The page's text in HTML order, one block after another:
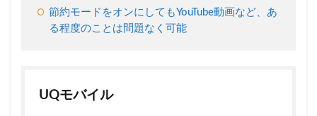
ルの
「高
「節
節約モードをオンにしてもYouTube動画など、あ
る程度のことは問題なく可能
UQモバイル